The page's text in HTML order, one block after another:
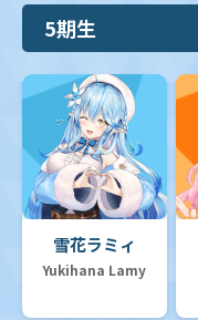
5期生
雪花ラミィ
Yukihana Lamy